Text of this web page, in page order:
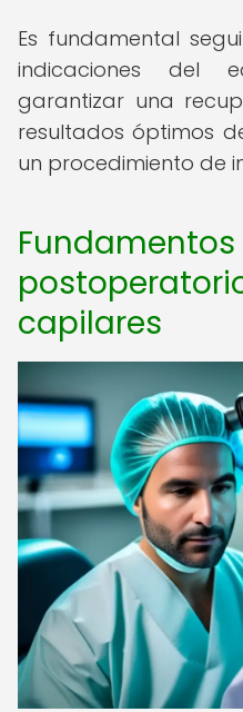
Es fundamental
indicaciones del
garantizar una
resultados óptimos
un procedimiento de
capilares